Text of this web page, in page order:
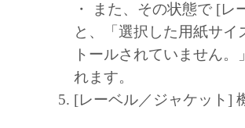
・ また、その状態で [
と、「選択した用紙サ
トールされていません
れます。
[レーベル／ジャケット]